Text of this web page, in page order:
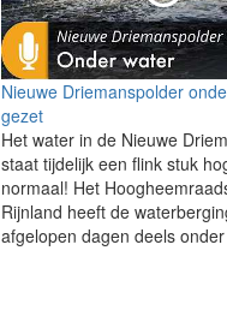
Nieuwe Driemanspolder
gezet
Het water in de Nieuwe
staat tijdelijk een flink stuk
normaal! Het
Rijnland heeft de
afgelopen dagen deels